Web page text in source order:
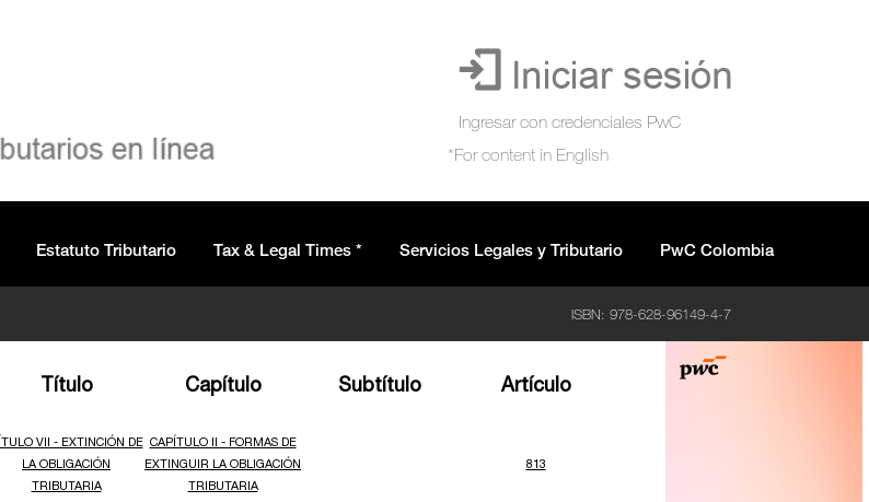
Estatuto Tributario Tax & Legal Times * Servicios Legales y Tributario PwC Colombia
ISBN: 978-628-96149-4-7